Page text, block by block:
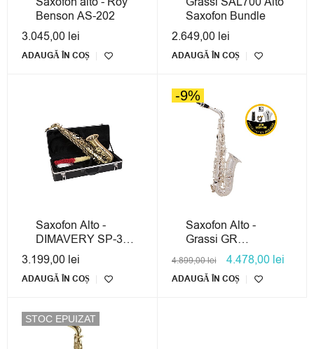
Benson AS-202
3.045,00 lei
ADAUGĂ ÎN COȘ
Saxofon Bundle
2.649,00 lei
ADAUGĂ ÎN COȘ
Saxofon Alto -
DIMAVERY SP-30
Vintage
3.199,00 lei
ADAUGĂ ÎN COȘ
-9%
Saxofon Alto -
Grassi GR
AS210AG
BUNDLE
4.899,00lei 4.478,00 lei
ADAUGĂ ÎN COȘ
STOC EPUIZAT